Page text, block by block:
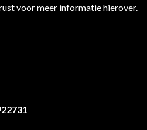
voor meer informatie hierover.